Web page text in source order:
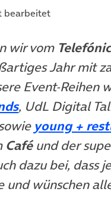
bearbeitet
wir vom
Jahr mit
Event-Reihen
(öffnet in
, UdL Digital
in neuem
young +
Caféund der
dazu bei, dass
und wünschen